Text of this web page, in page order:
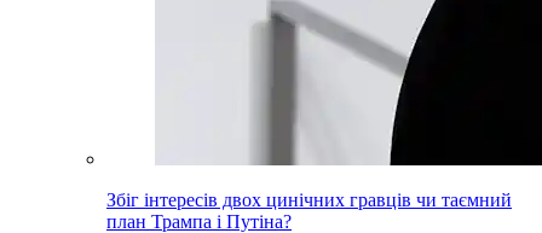
Збіг інтересів двох цинічних гравців чи таємний
план Трампа і Путіна?